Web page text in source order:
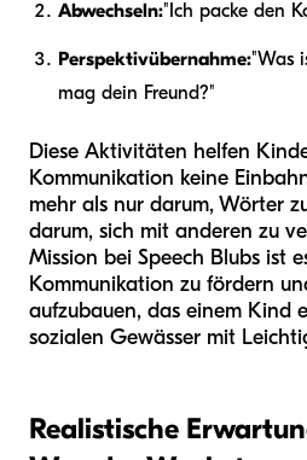
Abwechseln:"Ich packe den
Perspektivübernahme:"Was
mag dein Freund?"
Diese Aktivitäten helfen
Kommunikation keine
mehr als nur darum, Wörter
darum, sich mit anderen zu
Mission bei Speech Blubs ist
Kommunikation zu fördern
aufzubauen, das einem Kind
sozialen Gewässer mit
Realistische